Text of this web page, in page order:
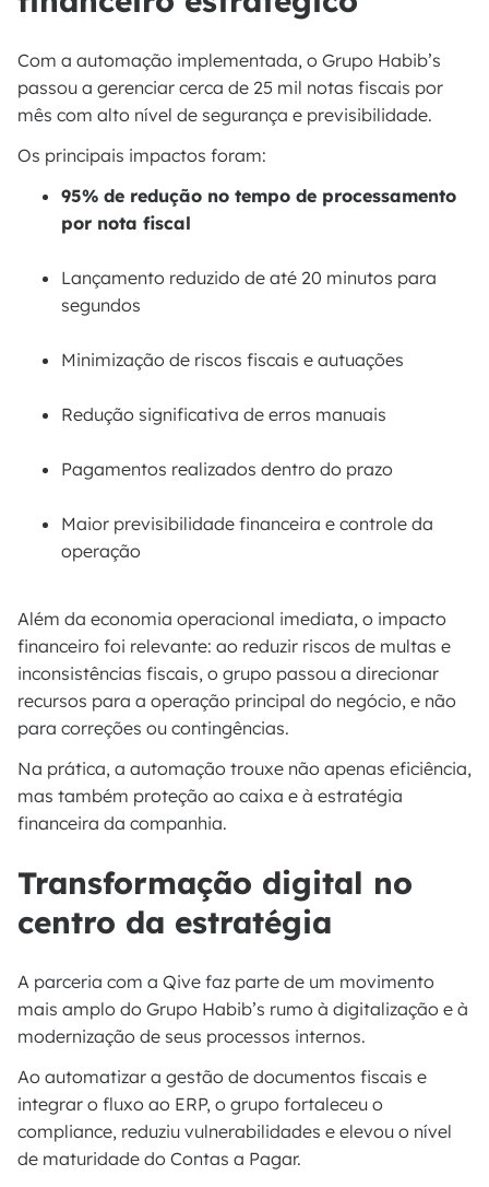
Com a automação implementada, o Grupo Habib’s
passou a gerenciar cerca de 25 mil notas fiscais por
mês com alto nível de segurança e previsibilidade.
Os principais impactos foram:
95% de redução no tempo de processamento
por nota fiscal
Lançamento reduzido de até 20 minutos para
segundos
Minimização de riscos fiscais e autuações
Redução significativa de erros manuais
Pagamentos realizados dentro do prazo
Maior previsibilidade financeira e controle da
operação
Além da economia operacional imediata, o impacto
financeiro foi relevante: ao reduzir riscos de multas e
inconsistências fiscais, o grupo passou a direcionar
recursos para a operação principal do negócio, e não
para correções ou contingências.
Na prática, a automação trouxe não apenas eficiência,
mas também proteção ao caixa e à estratégia
financeira da companhia.
Transformação digital no
centro da estratégia
A parceria com a Qive faz parte de um movimento
mais amplo do Grupo Habib’s rumo à digitalização e à
modernização de seus processos internos.
Ao automatizar a gestão de documentos fiscais e
integrar o fluxo ao ERP, o grupo fortaleceu o
compliance, reduziu vulnerabilidades e elevou o nível
de maturidade do Contas a Pagar.